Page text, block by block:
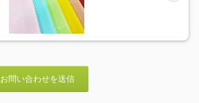
お問い合わせを送信